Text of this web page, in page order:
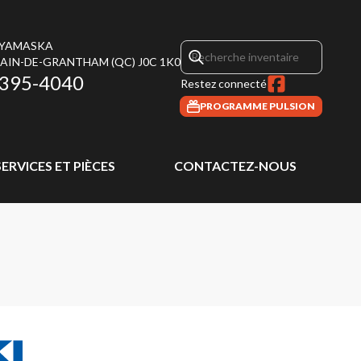
DE-GRANTHAM (QC) J0C 1K0
4040 Restez connecté
PROGRAMME PULSION
ET PIÈCES CONTACTEZ-NOUS